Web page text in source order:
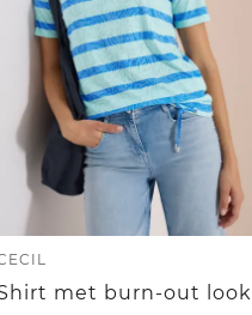
met burn-out look